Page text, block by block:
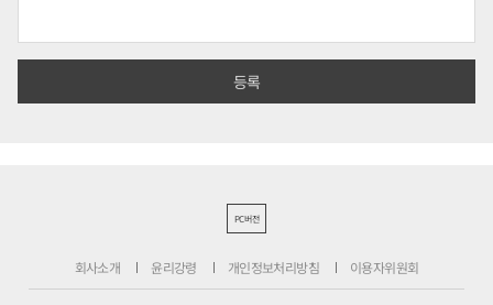
PC버전
회사소개 윤리강령 개인정보처리방침 이용자위원회